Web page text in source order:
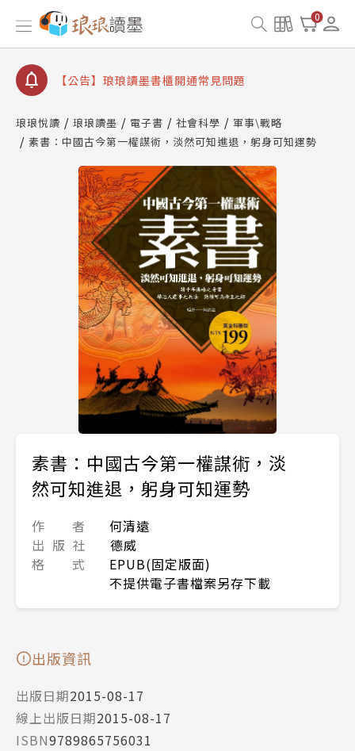
0
【公告】因 Readmoo 讀墨系統維護中，本站同步暫
停部分閱讀服務
【公告】琅琅讀墨數位閱讀資產合併與書櫃開通申請
【公告】琅琅讀墨書櫃開通常見問題
請圖文教學
【公告】琅琅書店服務升級重要說明及資產合併結果
查詢
【公告】因 Readmoo 讀墨系統維護中，本站同步暫
停部分閱讀服務
琅琅悅讀 琅琅讀墨 電子書 社會科學
軍事\戰略
素書：中國古今第一權謀術，淡然可知進退，躬身可知運勢
素書：中國古今第一權謀術，淡
然可知進退，躬身可知運勢
作 者
何清遠
出 版 社
德威
格 式
EPUB(固定版面)
不提供電子書檔案另存下載
出版資訊
出版日期2015-08-17
線上出版日期2015-08-17
ISBN9789865756031